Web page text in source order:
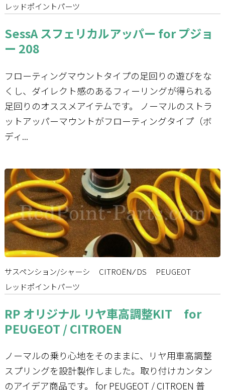
レッドポイントパーツ
SessA スフェリカルアッパー for プジョ
ー 208
フローティングマウントタイプの足回りの遊びをな
くし、ダイレクト感のあるフィーリングが得られる
足回りのオススメアイテムです。 ノーマルのストラ
ットアッパーマウントがフローティングタイプ（ボ
ディ...
サスペンション/シャーシ CITROËN ⁄ DS
PEUGEOT
レッドポイントパーツ
RP オリジナル リヤ車高調整KIT for
PEUGEOT / CITROEN
ノーマルの乗り心地をそのままに、リヤ用車高調整
スプリングを設計製作しました。取り付けカンタン
のアイデア商品です。 for PEUGEOT / CITROEN 普